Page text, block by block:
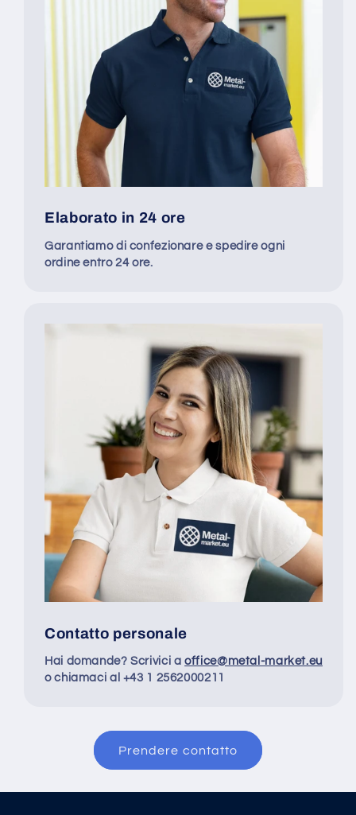
Elaborato in 24 ore
Garantiamo di confezionare e spedire ogni
ordine entro 24 ore.
Contatto personale
Hai domande? Scrivici aoffice@metal-market.eu
o chiamaci al +43 1 2562000211
Prendere contatto